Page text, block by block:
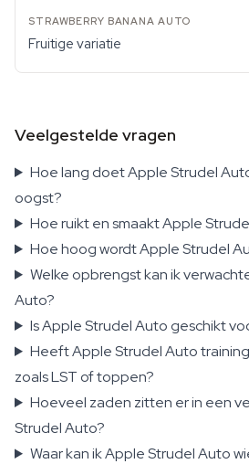
Fruitige variatie
Veelgestelde vragen
Hoe lang doet Apple Strudel
oogst?
Hoe ruikt en smaakt Apple
Hoe hoog wordt Apple Strudel
Welke opbrengst kan ik
Auto?
Is Apple Strudel Auto geschikt
Heeft Apple Strudel Auto
zoals LST of toppen?
Hoeveel zaden zitten er in een
Strudel Auto?
Waar kan ik Apple Strudel Auto